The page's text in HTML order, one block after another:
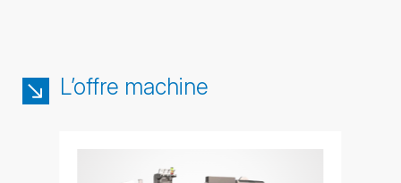
L’offre machine